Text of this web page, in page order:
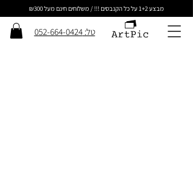
מבצע 1+2 על כל הקנבסים !!! / משלוחים חינם מעל ₪300
טל: 052-664-0424